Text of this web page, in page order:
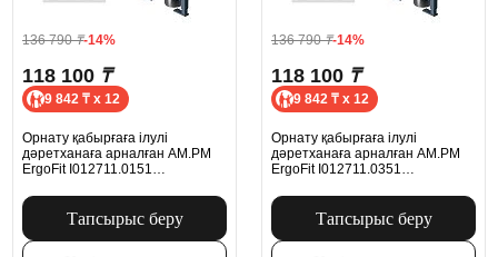
136 790₸-14%
118 100 ₸
9 842 ₸ x 12
Орнату қабырғаға ілулі
дәретханаға арналған AM.PM
ErgoFit I012711.0151
Тапсырыс беру
136 790₸-14%
118 100 ₸
9 842 ₸ x 12
Орнату қабырғаға ілулі
дәретханаға арналған AM.PM
ErgoFit I012711.0351
ErgoFit M, хром
Тапсырыс беру